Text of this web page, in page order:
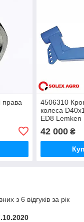
права
4506310
колеса
ED8 Lemken
42 000₴
з 6 відгуків за рік